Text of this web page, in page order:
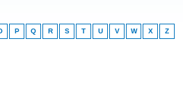
P Q R S T U V W X Z